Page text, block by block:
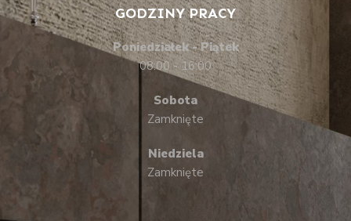
GODZINY PRACY
Poniedziałek - Piątek
08:00 - 16:00
Sobota
Zamknięte
Niedziela
Zamknięte